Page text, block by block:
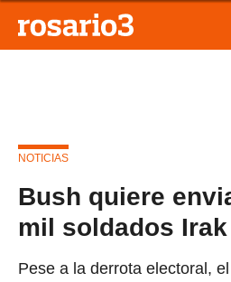
NOTICIAS
Bush quiere
mil soldados Irak
Pese a la derrota electoral,